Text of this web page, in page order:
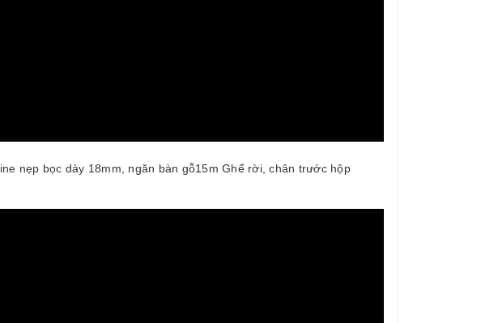
nẹp bọc dày 18mm, ngăn bàn gỗ15m Ghế rời, chân trước hộp